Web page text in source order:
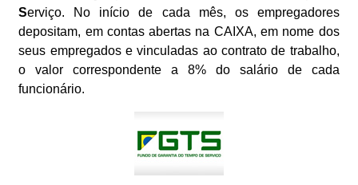
Serviço. No início de cada mês, os empregadores
depositam, em contas abertas na CAIXA, em nome dos
seus empregados e vinculadas ao contrato de trabalho,
o valor correspondente a 8% do salário de cada
funcionário.